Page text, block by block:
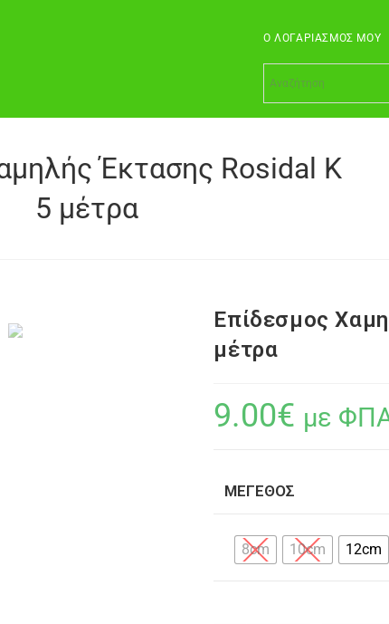
Ο ΛΟΓΑΡΙΑΣΜΌΣ ΜΟΥ
Έκτασης Rosidal K
5 μέτρα
Επίδεσμος
μέτρα
9.00€ με
ΜΈΓΕΘΟΣ
8cm 10cm 12cm